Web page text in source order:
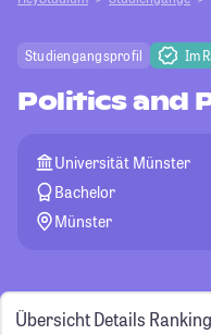
Studiengangsprofil Im
Politics and
Universität Münster
Bachelor
Münster
Übersicht Details Ranking